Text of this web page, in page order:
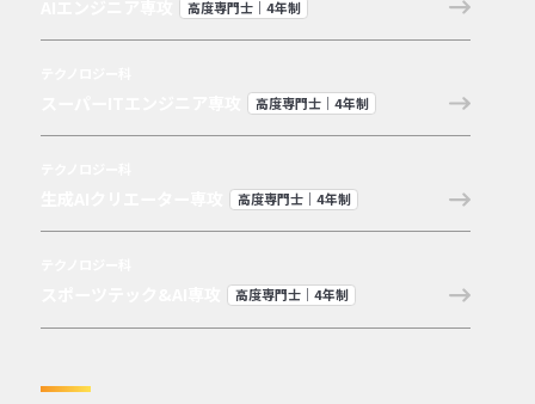
高度専門士｜4年制
高度専門士｜4年制
高度専門士｜4年制
高度専門士｜4年制